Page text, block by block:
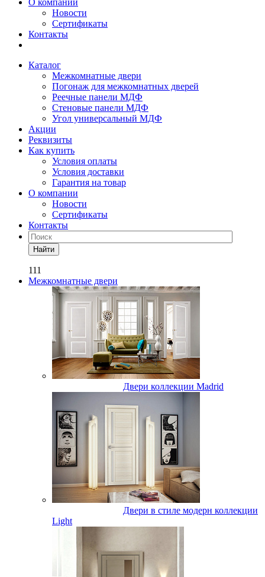
О компании
Новости
Сертификаты
Контакты
Каталог
Межкомнатные двери
Погонаж для межкомнатных дверей
Реечные панели МДФ
Стеновые панели МДФ
Угол универсальный МДФ
Акции
Реквизиты
Как купить
Условия оплаты
Условия доставки
Гарантия на товар
О компании
Новости
Сертификаты
Контакты
Найти
111
Межкомнатные двери
Двери коллекции Madrid
Двери в стиле модерн коллекции
Light